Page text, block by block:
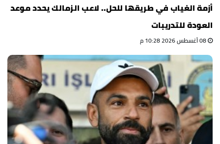
أزمة الغياب في طريقها للحل.. لاعب الزمالك يحدد موعد
العودة للتدريبات